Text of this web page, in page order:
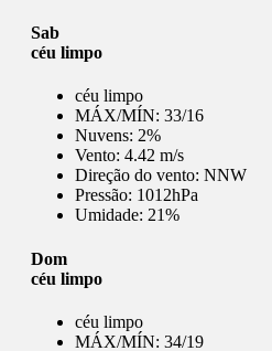
Sab
céu limpo
céu limpo
MÁX/MÍN: 33/16
Nuvens: 2%
Vento: 4.42 m/s
Direção do vento: NNW
Pressão: 1012hPa
Umidade: 21%
Dom
céu limpo
céu limpo
MÁX/MÍN: 34/19